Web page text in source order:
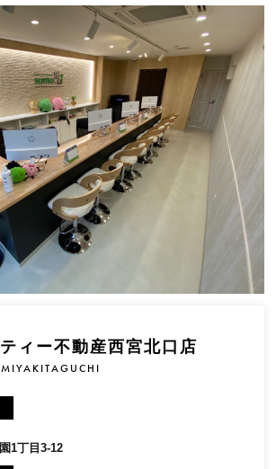
ィー不動産西宮北口店
1丁目3-12